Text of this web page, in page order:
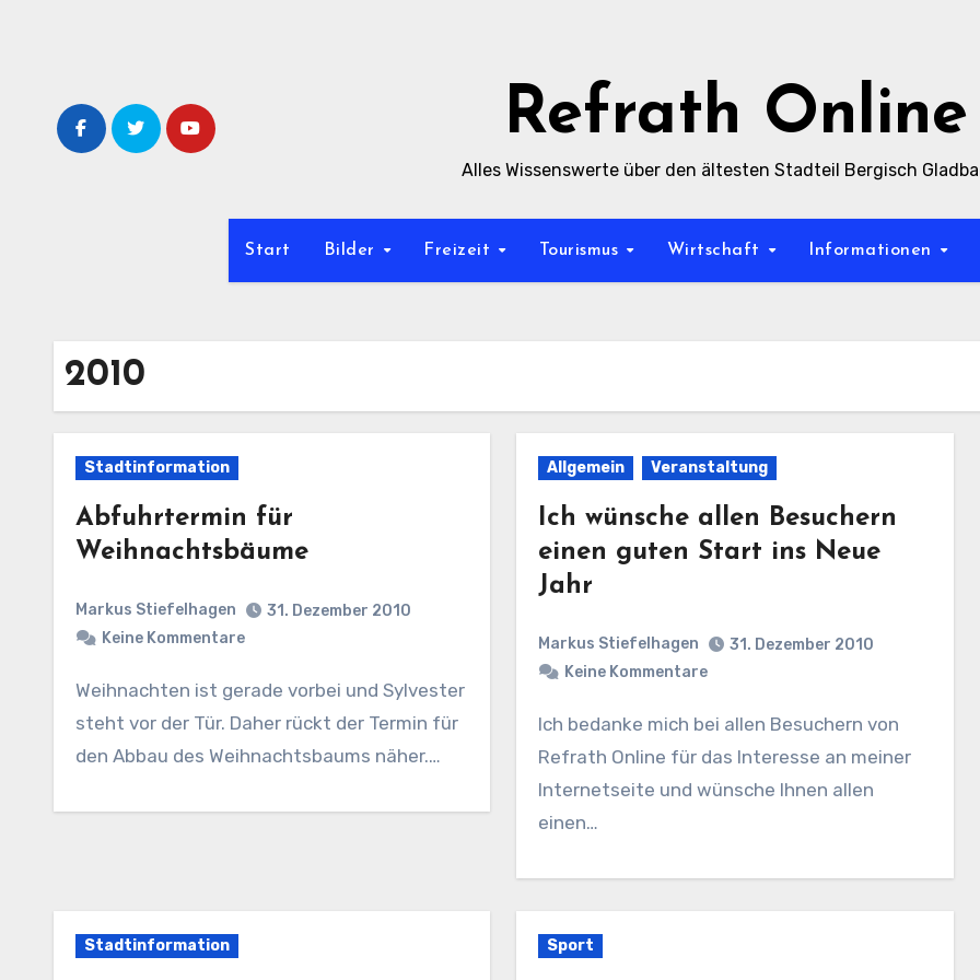
Refrath Online
Alles Wissenswerte über den ältesten Stadteil Bergisch
Start Bilder Freizeit Tourismus Wirtschaft Informationen
2010
Stadtinformation
Abfuhrtermin für
Weihnachtsbäume
Markus Stiefelhagen
31. Dezember 2010
Keine Kommentare
Weihnachten ist gerade vorbei und Sylvester
steht vor der Tür. Daher rückt der Termin für
den Abbau des Weihnachtsbaums näher.…
Allgemein Veranstaltung
Ich wünsche allen Besuchern
einen guten Start ins Neue
Jahr
Markus Stiefelhagen
31. Dezember 2010
Keine Kommentare
Ich bedanke mich bei allen Besuchern von
Refrath Online für das Interesse an meiner
Internetseite und wünsche Ihnen allen
einen…
Stadtinformation Sport